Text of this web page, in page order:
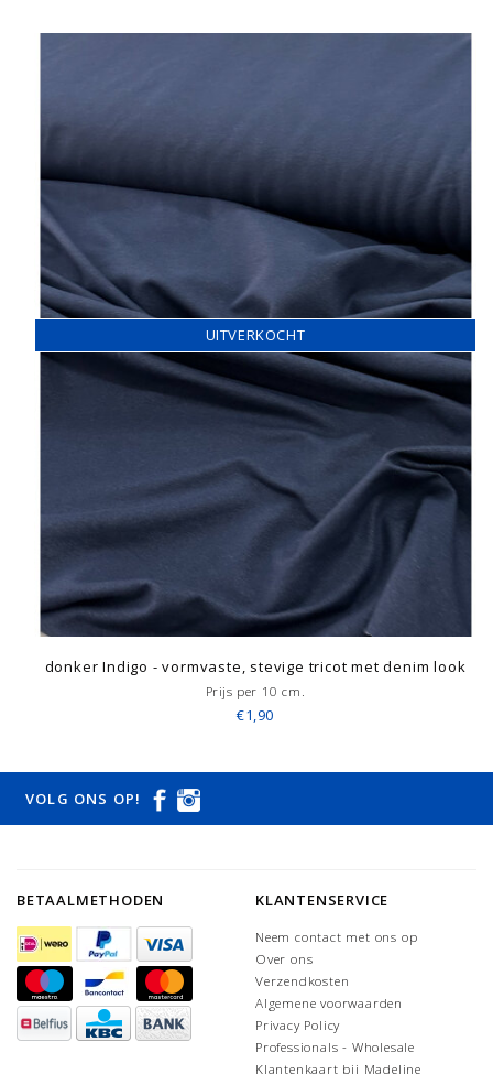
UITVERKOCHT
donker Indigo - vormvaste, stevige tricot met denim look
Prijs per 10 cm.
€1,90
VOLG ONS OP!
BETAALMETHODEN KLANTENSERVICE
Neem contact met ons op
Over ons
Verzendkosten
Algemene voorwaarden
Privacy Policy
Professionals - Wholesale
Klantenkaart bij Madeline